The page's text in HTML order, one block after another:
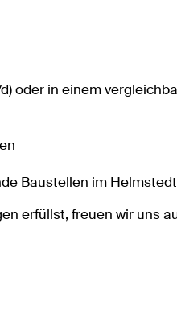
oder in einem
Baustellen im
erfüllst, freuen wir uns